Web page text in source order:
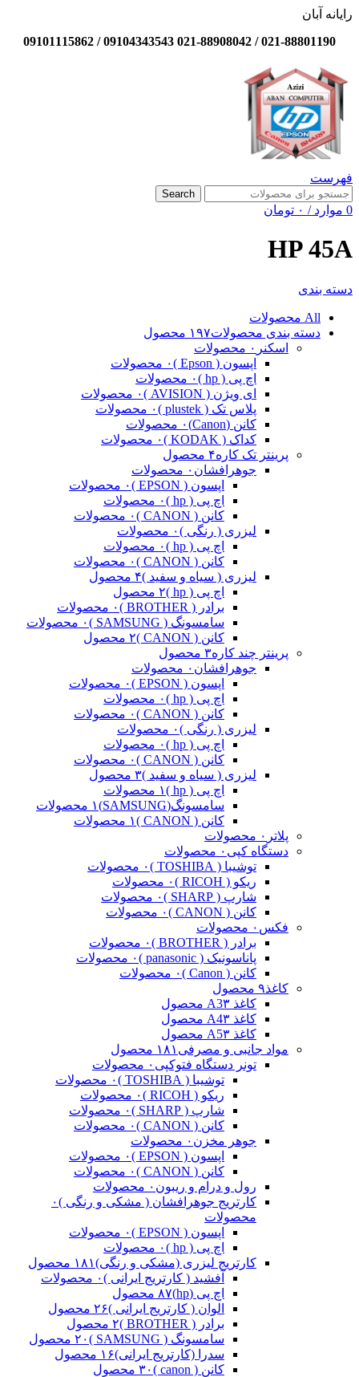
رایانه آبان
021-88801190 / 021-88908042 09104343543 / 09101115862
فهرست
Search
0 موارد / ۰ تومان
HP 45A
دسته بندی
All محصولات
دسته بندی محصولات۱۹۷ محصول
اسکنر ۰ محصولات
اپسون ( Epson )
۰ محصولات
اچ پی ( hp )
۰ محصولات
ای ویژن ( AVISION )
۰ محصولات
پلاس تک ( plustek )
۰ محصولات
کانن (Canon)
۰ محصولات
کداک ( KODAK )
۰ محصولات
پرینتر تک کاره۴ محصول
جوهرافشان ۰ محصولات
اپسون ( EPSON )
۰ محصولات
اچ پی ( hp )
۰ محصولات
کانن ( CANON )
۰ محصولات
لیزری ( رنگی )۰ محصولات
اچ پی ( hp )
۰ محصولات
کانن ( CANON )
۰ محصولات
لیزری ( سیاه و سفید )۴ محصول
اچ پی ( hp )
۲ محصول
برادر ( BROTHER )
۰ محصولات
سامسونگ ( SAMSUNG )
۰ محصولات
کانن ( CANON )
۲ محصول
پرینتر چند کاره۳ محصول
جوهرافشان ۰ محصولات
اپسون ( EPSON )
۰ محصولات
اچ پی ( hp )
۰ محصولات
کانن ( CANON )
۰ محصولات
لیزری ( رنگی )۰ محصولات
اچ پی ( hp )
۰ محصولات
کانن ( CANON )
۰ محصولات
لیزری ( سیاه و سفید )۳ محصول
اچ پی ( hp )
۱ محصولات
سامسونگ(SAMSUNG)
۱ محصولات
کانن ( CANON )
۱ محصولات
پلاتر ۰ محصولات
دستگاه کپی ۰ محصولات
توشیبا ( TOSHIBA )
۰ محصولات
ریکو ( RICOH )
۰ محصولات
شارپ ( SHARP )
۰ محصولات
کانن ( CANON )
۰ محصولات
فکس ۰ محصولات
برادر ( BROTHER )
۰ محصولات
پاناسونیک ( panasonic )
۰ محصولات
کانن ( Canon )
۰ محصولات
کاغذ۹ محصول
کاغذ A3 ۳ محصول
کاغذ A4 ۳ محصول
کاغذ A5 ۳ محصول
مواد جانبی و مصرفی ۱۸۱ محصول
تونر دستگاه فتوکپی ۰ محصولات
توشیبا ( TOSHIBA )
۰ محصولات
ریکو ( RICOH )
۰ محصولات
شارپ ( SHARP )
۰ محصولات
کانن ( CANON )
۰ محصولات
جوهر مخزن ۰ محصولات
اپسون ( EPSON )
۰ محصولات
کانن ( CANON )
۰ محصولات
رول و درام و ریبون ۰ محصولات
کارتریج جوهرافشان ( مشکی و رنگی )۰
محصولات
اپسون ( EPSON )
۰ محصولات
اچ پی ( hp )
۰ محصولات
کارتریج لیزری (مشکی و رنگی)۱۸۱ محصول
آفشید ( کارتریج ایرانی )۰ محصولات
اچ پی (hp)
۸۷ محصول
الوان ( کارتریج ایرانی )۲۶ محصول
برادر ( BROTHER )
۲ محصول
سامسونگ ( SAMSUNG )
۲۰ محصول
سدرا (کارتریج ایرانی)۱۶ محصول
کانن ( canon )
۳۰ محصول